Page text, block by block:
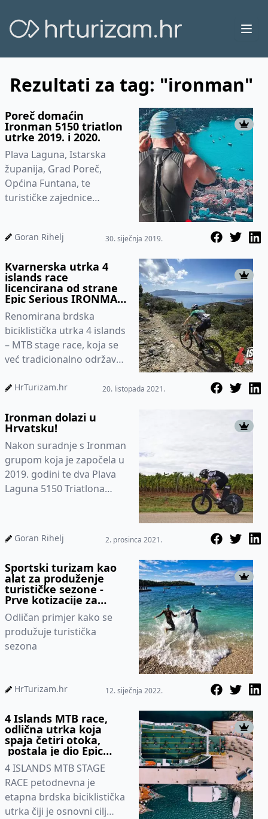
Rezultati za tag: "ironman"
Poreč domaćin
Ironman 5150 triatlon
utrke 2019. i 2020.
Plava Laguna, Istarska
županija, Grad Poreč,
Općina Funtana, te
turističke zajednice
o podršci nove top...
Goran Rihelj 30. siječnja 2019.
Kvarnerska utrka 4
islands race
licencirana od strane
Epic Serious IRONMAN
grupe kao LEGEND
race. Pravi posao tek
počinje
Renomirana brdska
biciklistička utrka 4 islands
– MTB stage race, koja se
već tradicionalno održava
Krku, Cresu, Lošinju i R...
HrTurizam.hr 20. listopada 2021.
Ironman dolazi u
Hrvatsku!
Nakon suradnje s Ironman
grupom koja je započela u
2019. godini te dva Plava
Laguna 5150 Triatlona
Goran Rihelj 2. prosinca 2021.
Sportski turizam kao
alat za produženje
turističke sezone -
Prve kotizacije za
utrku Plava Laguna
Ironman 70.3 Poreč
već rasprodane
Odličan primjer kako se
produžuje turistička
sezona
HrTurizam.hr 12. siječnja 2022.
4 Islands MTB race,
odlična utrka koja
spaja četiri otoka,
postala je dio Epic
series Ironman grupe
4 ISLANDS MTB STAGE
RACE petodnevna je
etapna brdska biciklistička
utrka čiji je osnovni cilj